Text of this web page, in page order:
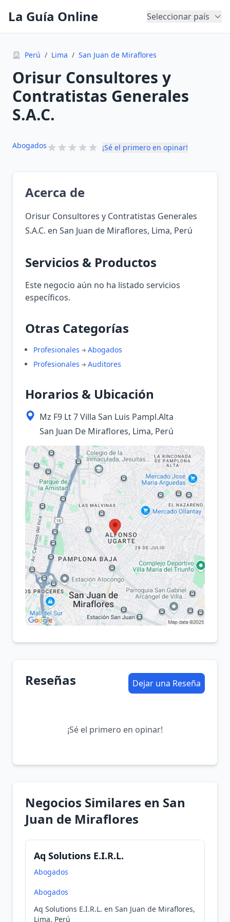
La Guía Online Seleccionar país
Perú / Lima / San Juan de Miraflores
Orisur Consultores y
Contratistas Generales
S.A.C.
Abogados ¡Sé el primero en opinar!
Acerca de
Orisur Consultores y Contratistas Generales
S.A.C. en San Juan de Miraflores, Lima, Perú
Servicios & Productos
Este negocio aún no ha listado servicios
específicos.
Otras Categorías
Profesionales
Abogados
Profesionales
Auditores
Horarios & Ubicación
Mz F9 Lt 7 Villa San Luis Pampl.Alta
San Juan De Miraflores, Lima, Perú
Reseñas Dejar una Reseña
¡Sé el primero en opinar!
Negocios Similares en San
Juan de Miraflores
Aq Solutions E.I.R.L.
Abogados
Abogados
Aq Solutions E.I.R.L. en San Juan de Miraflores,
Lima, Perú